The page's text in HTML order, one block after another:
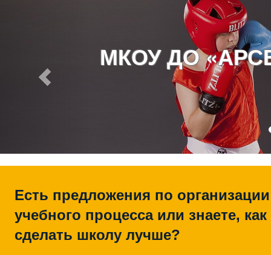
МКОУ ДО
Есть предложения по организации
учебного процесса или знаете, как
сделать школу лучше?